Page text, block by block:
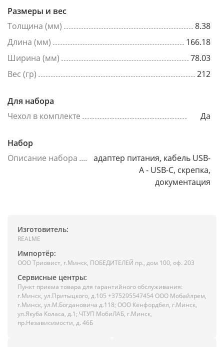
Размеры и вес
Толщина (мм)
8.38
Длина (мм)
166.18
Ширина (мм)
78.03
Вес (гр)
212
Для набора
Чехол в комплекте
Да
Набор
Описание набора
адаптер питания, кабель USB-
A - USB-C, скрепка,
документация
Изготовитель:
REALME
Импортёр:
ООО Триовист, г.Минск, ПОБЕДИТЕЛЕЙ пр., дом 100, оф. 203
Сервисные центры:
Пункт приема товара для гарантийного обслуживания:
г.Минск, ул.Притыцкого, д.105 +375295547454 ООО Мобайлрем,
г.Минск, ул.М.Богдановича д.118; ООО Кенфордбел, г.Минск,
ул.Якуба Коласа, д.1; ЧТУП МобиЛАБ, г.Минск,
пр.Независимости, д. 46Б